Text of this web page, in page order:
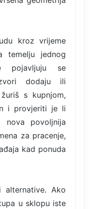
kroz vrijeme
temelju jednog
pojavljuju se
dodaju ili
s kupnjom,
i provjeriti je li
povoljnija
za pracenje,
kad ponuda
Ako
u sklopu iste